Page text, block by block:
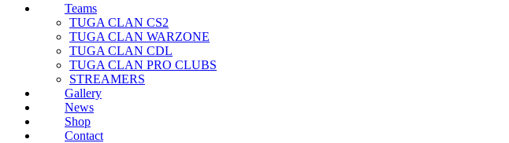
Teams
TUGA CLAN CS2
TUGA CLAN WARZONE
TUGA CLAN CDL
TUGA CLAN PRO CLUBS
STREAMERS
Gallery
News
Shop
Contact